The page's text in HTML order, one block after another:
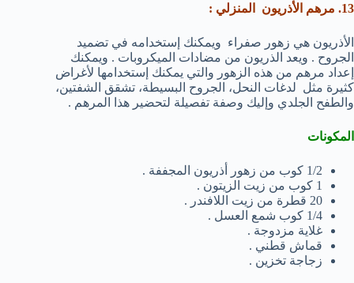
13. مرهم الأذريون المنزلي :
الأذريون هي زهور صفراء ويمكنك إستخدامه في تضميد
الجروح . ويعد الذريون من مضادات الميكروبات . ويمكنك
إعداد مرهم من هذه الزهور والتي يمكنك إستخدامها لأغراض
كثيرة مثل لدغات النحل، الجروح البسيطة، تشقق الشفتين،
والطفح الجلدي وإليك وصفة تفصيلة لتحضير هذا المرهم .
المكونات
1/2 كوب من زهور أذريون المجففة .
1 كوب من زيت الزيتون .
20 قطرة من زيت اللافندر .
1/4 كوب شمع العسل .
غلاية مزدوجة .
قماش قطني .
زجاجة تخزين .